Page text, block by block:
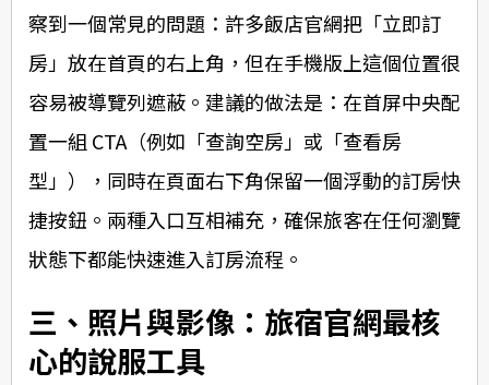
察到一個常見的問題：許多飯店官網把「立即訂
房」放在首頁的右上角，但在手機版上這個位置很
容易被導覽列遮蔽。建議的做法是：在首屏中央配
置一組 CTA（例如「查詢空房」或「查看房
型」），同時在頁面右下角保留一個浮動的訂房快
捷按鈕。兩種入口互相補充，確保旅客在任何瀏覽
狀態下都能快速進入訂房流程。
三、照片與影像：旅宿官網最核
心的說服工具